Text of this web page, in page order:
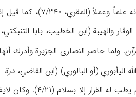
. ولما حاصر النصاری الجزیرة وأدرك
الیأبوري (أو البالوري) (ابن القاضي،درة…، ۱/
الأندلس وتنقل في